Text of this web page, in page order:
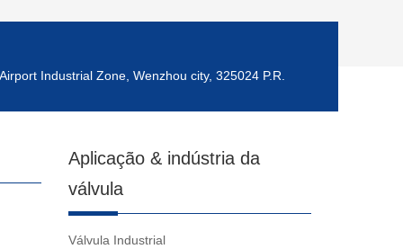
Industrial Zone, Wenzhou city, 325024 P.R.
Aplicação & indústria da
válvula
Válvula Industrial